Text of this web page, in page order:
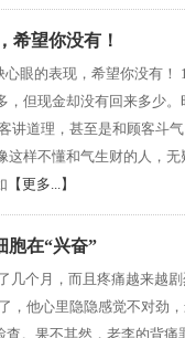
希望你没有！
眼的表现，希望你没有！
但现金却没有回来多少
讲道理，甚至是和顾客斗
样不懂和气生财的人，
【更多...】
胞在“兴奋”
个月，而且疼痛越来越
，他心里隐隐感觉不对劲
。果不其然，老李的背痛